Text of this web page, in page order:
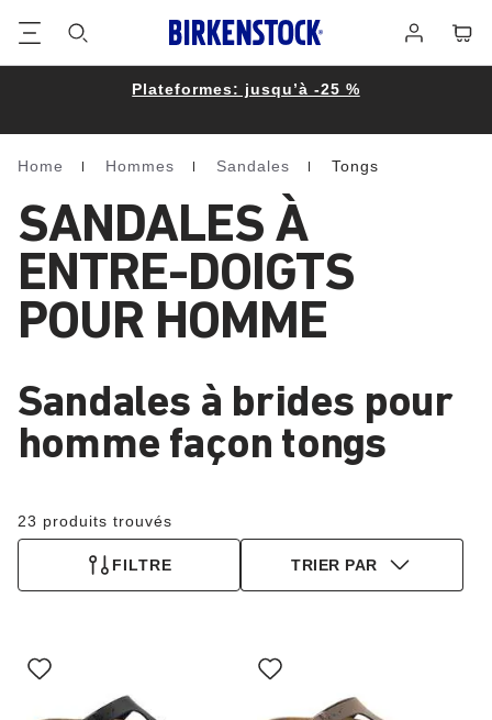
connecter
Plateformes: jusqu’à -25 %
Homepage
Home Hommes Sandales Tongs
SANDALES À
ENTRE-DOIGTS
POUR HOMME
Sandales à brides pour
homme façon tongs
23 produits trouvés
FILTRE TRIER PAR
sur
les
échantillons
sur
les
échantillons